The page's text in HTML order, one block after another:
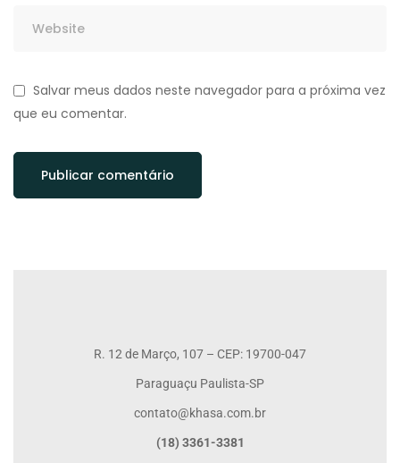
Salvar meus dados neste navegador para a próxima vez
que eu comentar.
R. 12 de Março, 107 – CEP: 19700-047
Paraguaçu Paulista-SP
contato@khasa.com.br
(18) 3361-3381